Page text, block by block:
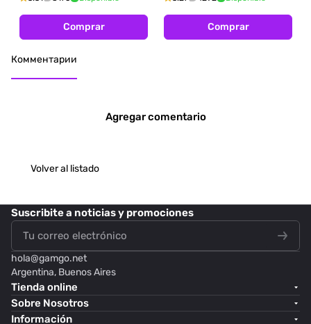
Comprar Comprar
Комментарии
Agregar comentario
Volver al listado
Suscribitea noticias y promociones
hola@gamgo.net
Argentina, Buenos Aires
Tienda online
Sobre Nosotros
Información